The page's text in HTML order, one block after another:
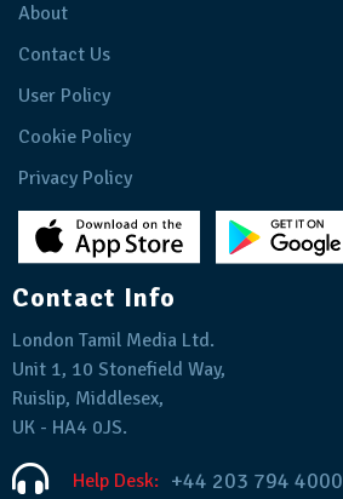
About
Contact Us
User Policy
Cookie Policy
Privacy Policy
Contact Info
London Tamil Media Ltd.
Unit 1, 10 Stonefield Way,
Ruislip, Middlesex,
UK - HA4 0JS.
Help Desk: +44 203 794 4000